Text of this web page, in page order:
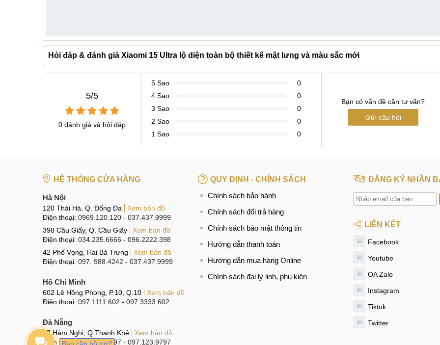
Hỏi đáp & đánh giá Xiaomi 15 Ultra lộ diện toàn bộ thiết kế mặt lưng và màu sắc mới
5/5
0 đánh giá và hỏi đáp
5 Sao
0
4 Sao
0
3 Sao
0
2 Sao
0
1 Sao
0
Bạn có vấn đề cần tư vấn?
Gửi câu hỏi
HỆ THỐNG CỬA HÀNG
Hà Nội
120 Thái Hà, Q. Đống Đa
Xem bản đồ
Điện thoại: 0969.120.120 - 037.437.9999
398 Cầu Giấy, Q. Cầu Giấy
Xem bản đồ
Điện thoại: 034.235.6666 - 096.2222.398
42 Phố Vọng, Hai Bà Trưng
Xem bản đồ
Điện thoại: 097. 988.4242 - 037.437.9999
Hồ Chí Minh
602 Lê Hồng Phong, P.10, Q.10
Xem bản đồ
Điện thoại: 097.1111.602 - 097.3333.602
Đà Nẵng
97 Hàm Nghi, Q.Thanh Khê
Xem bản đồ
Điện thoại:096.123.9797 - 097.123.9797
QUY ĐỊNH - CHÍNH SÁCH
Chính sách bảo hành
Chính sách đổi trả hàng
Chính sách bảo mật thông tin
Hướng dẫn thanh toán
Hướng dẫn mua hàng Online
Chính sách đại lý linh, phụ kiện
ĐĂNG KÝ NHẬN
LIÊN KẾT
Facebook
Youtube
OA Zalo
Instagram
Tiktok
Twitter